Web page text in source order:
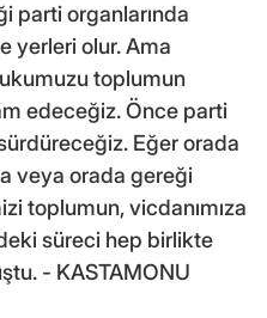
parti organlarında
yerleri olur. Ama
toplumun
edeceğiz. Önce parti
Eğer orada
veya orada gereği
toplumun, vicdanımıza
süreci hep birlikte
- KASTAMONU